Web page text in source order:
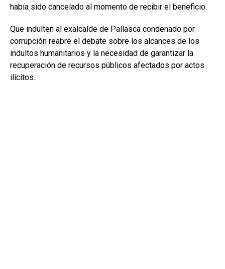
había sido cancelado al momento de recibir el beneficio.
Que indulten al exalcalde de Pallasca condenado por
corrupción reabre el debate sobre los alcances de los
indultos humanitarios y la necesidad de garantizar la
recuperación de recursos públicos afectados por actos
ilícitos.